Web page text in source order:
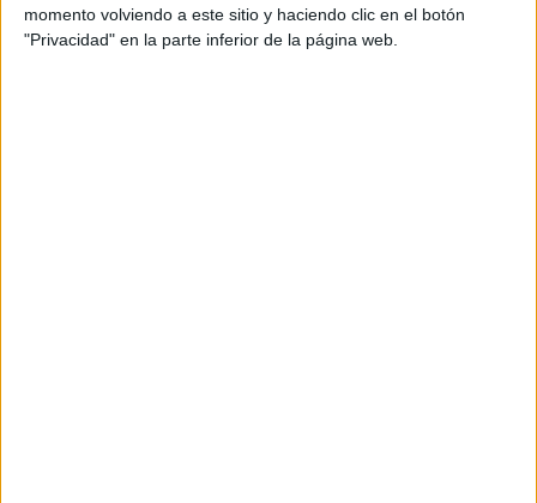
momento volviendo a este sitio y haciendo clic en el botón
"Privacidad" en la parte inferior de la página web.
La programaciónincluye bienvenida, juegos de
presentación, iniciación a la escalada y actividades de